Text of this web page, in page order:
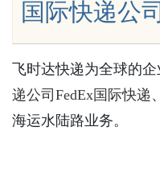
国际快递公
飞时达快递为全球的
递公司 FedEx国际快递 、
海运水陆路业务。